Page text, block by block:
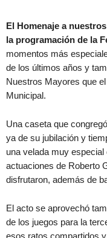
El Homenaje a
la programación de la
momentos más
de los últimos años y
Nuestros Mayores que
Municipal.
Una caseta que
ya de su jubilación y
una velada muy
actuaciones de Roberto
disfrutaron, además de
El acto se aprovechó
de los juegos para la
esos ratos compartidos